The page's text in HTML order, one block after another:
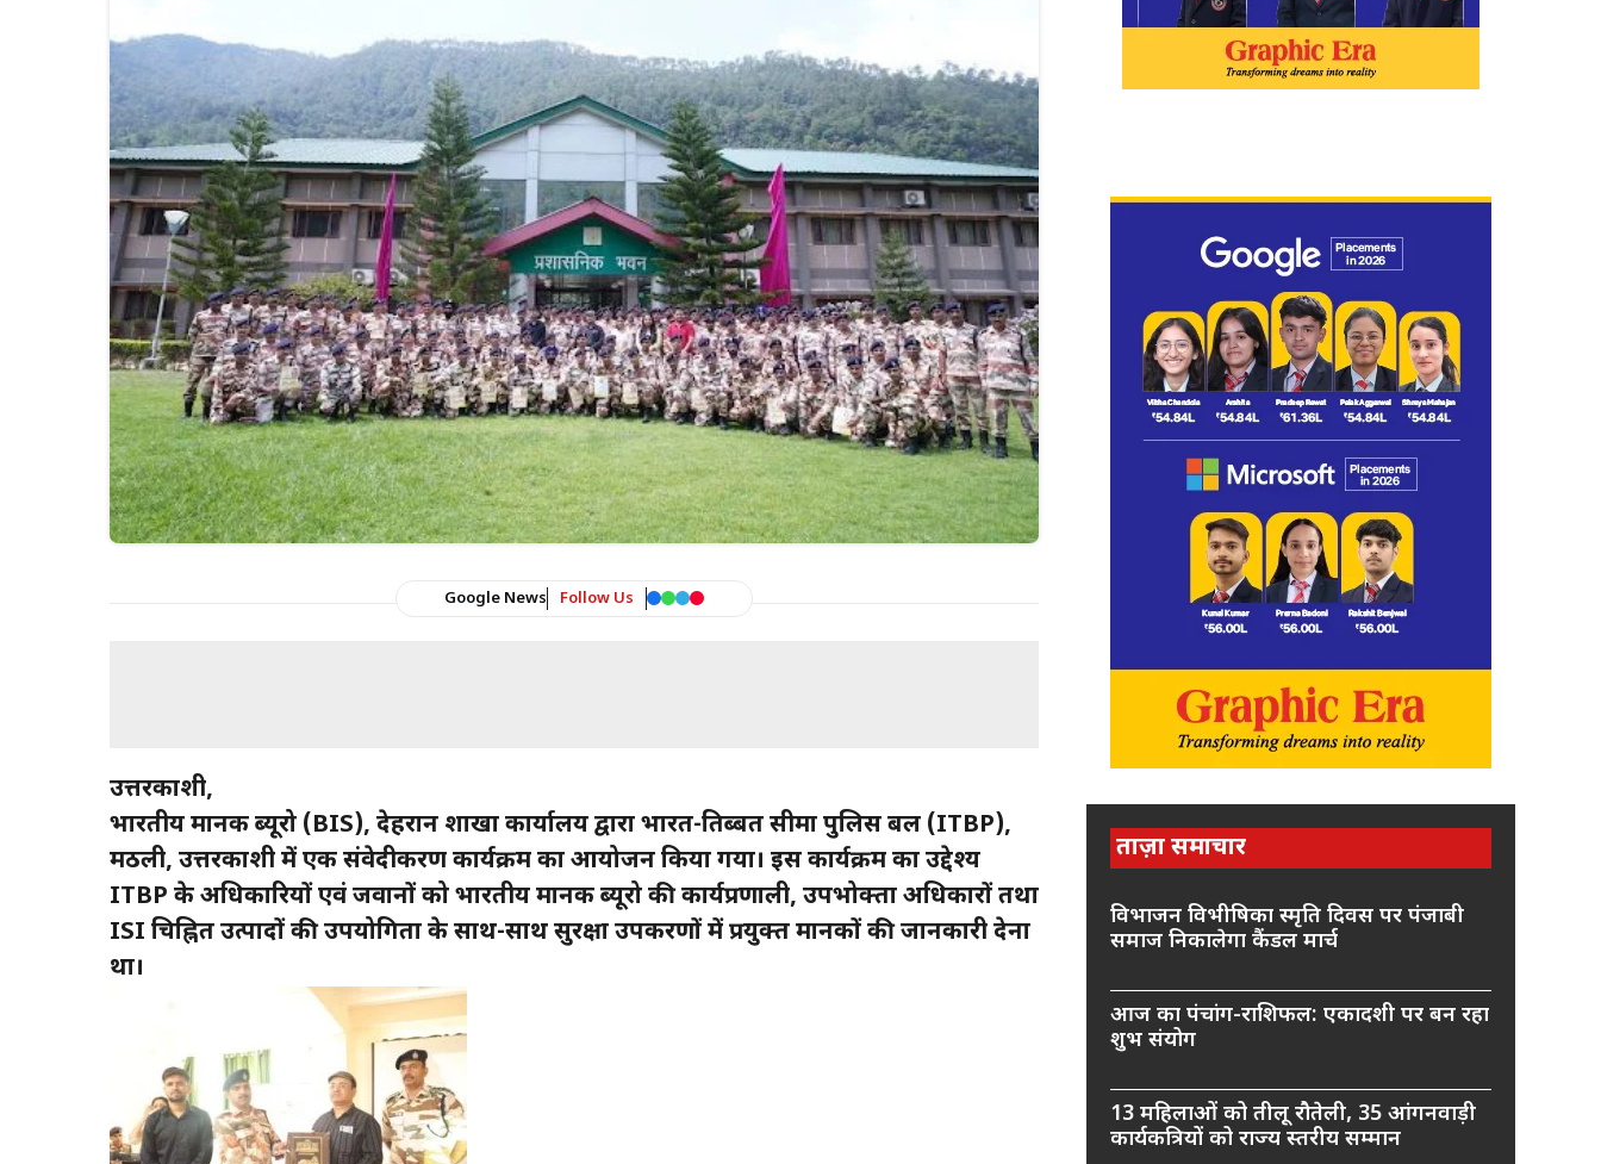
Google News Follow Us
उत्तरकाशी,
भारतीय मानक ब्यूरो (BIS), देहरादून शाखा कार्यालय द्वारा भारत-तिब्बत सीमा पुलिस बल (ITBP),
मठली, उत्तरकाशी में एक संवेदीकरण कार्यक्रम का आयोजन किया गया। इस कार्यक्रम का उद्देश्य
ITBP के अधिकारियों एवं जवानों को भारतीय मानक ब्यूरो की कार्यप्रणाली, उपभोक्ता अधिकारों तथा
ISI चिह्नित उत्पादों की उपयोगिता के साथ-साथ सुरक्षा उपकरणों में प्रयुक्त मानकों की जानकारी देना
था।
ताज़ा समाचार
विभाजन विभीषिका स्मृति दिवस पर पंजाबी
समाज निकालेगा कैंडल मार्च
आज का पंचांग-राशिफल: एकादशी पर बन रहा
शुभ संयोग
13 महिलाओं को तीलू रौतेली, 35 आंगनवाड़ी
कार्यकत्रियों को राज्य स्तरीय सम्मान